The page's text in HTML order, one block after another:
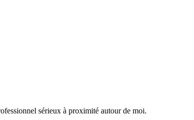
sérieux à proximité autour de moi.